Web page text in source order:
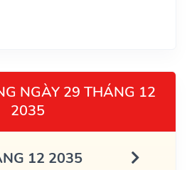
NGÀY 29 THÁNG 12
2035
12 2035